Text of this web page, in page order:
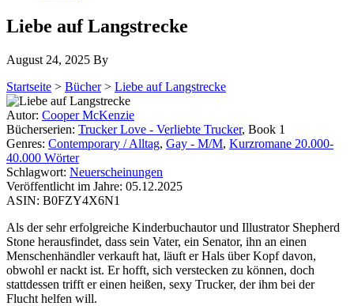
Liebe auf Langstrecke
August 24, 2025 By
Startseite > Bücher> Liebe auf Langstrecke
Autor: Cooper McKenzie
Bücherserien: Trucker Love - Verliebte Trucker, Book 1
Genres: Contemporary / Alltag, Gay - M/M, Kurzromane 20.000-
40.000 Wörter
Schlagwort: Neuerscheinungen
Veröffentlicht im Jahre: 05.12.2025
ASIN: B0FZY4X6N1
Als der sehr erfolgreiche Kinderbuchautor und Illustrator Shepherd
Stone herausfindet, dass sein Vater, ein Senator, ihn an einen
Menschenhändler verkauft hat, läuft er Hals über Kopf davon,
obwohl er nackt ist. Er hofft, sich verstecken zu können, doch
stattdessen trifft er einen heißen, sexy Trucker, der ihm bei der
Flucht helfen will.